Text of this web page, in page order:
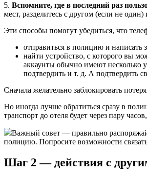
5. Вспомните, где в последний раз
мест, разделитесь с другом (если не
Эти способы помогут убедиться, что
отправиться в полицию и написать
найти устройство, с которого вы
аккаунты обычно имеют несколько
подтвердить и т. д. А подтвердить
Сначала желательно заблокировать
Но иногда лучше обратиться сразу в
транспорт до отеля будет через пару
Важный совет — правильно
полицию. Попросите возможности
Шаг 2 — действия с